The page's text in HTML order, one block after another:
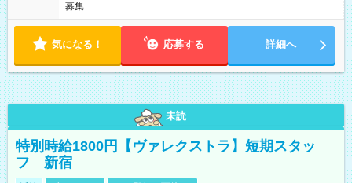
募集
気になる！ 応募する 詳細へ
未読
特別時給1800円【ヴァレクストラ】短期スタッ
フ 新宿